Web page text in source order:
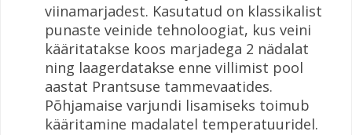
viinamarjadest. Kasutatud on klassikalist
punaste veinide tehnoloogiat, kus veini
kääritatakse koos marjadega 2 nädalat
ning laagerdatakse enne villimist pool
aastat Prantsuse tammevaatides.
Põhjamaise varjundi lisamiseks toimub
kääritamine madalatel temperatuuridel.